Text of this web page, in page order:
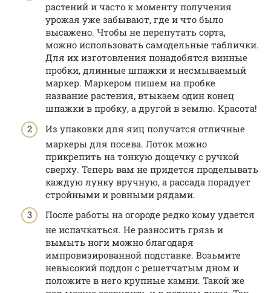
растений и часто к моменту получения
урожая уже забывают, где и что было
высажено. Чтобы не перепутать сорта,
можно использовать самодельные таблички.
Для их изготовления понадобятся винные
пробки, длинные шпажки и несмываемый
маркер. Маркером пишем на пробке
название растения, втыкаем один конец
шпажки в пробку, а другой в землю. Красота!
Из упаковки для яиц получатся отличные
маркеры для посева. Лоток можно
прикрепить на тонкую дощечку с ручкой
сверху. Теперь вам не придется проделывать
каждую лунку вручную, а рассада порадует
стройными и ровными рядами.
После работы на огороде редко кому удается
не испачкаться. Не разносить грязь и
вымыть ноги можно благодаря
импровизированной подставке. Возьмите
невысокий поддон с решетчатым дном и
положите в него крупные камни. Такой же